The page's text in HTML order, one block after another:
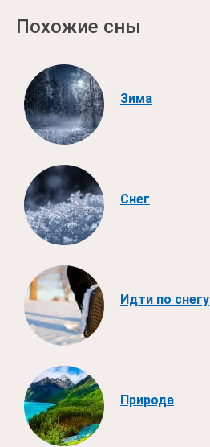
Похожие сны
Зима
Снег
Идти по снегу
Природа